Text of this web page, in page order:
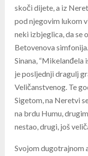
skoči dijete, a iz
pod njegovim lukom
neki izbjeglica, da se
Betovenova
Sinana,
je posljednji dragulj
Veličanstvenog. Te
Sigetom, na Neretvi
na brdu Humu,
nestao, drugi, još
Svojom dugotrajnom